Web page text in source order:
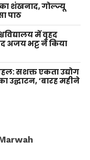
शंखनाद, गोल्ज्यू
पाठ
में वृहद
अजय भट्ट ने किया
सशक्त एकता उद्योग
उद्घाटन, ‘बारह महीने